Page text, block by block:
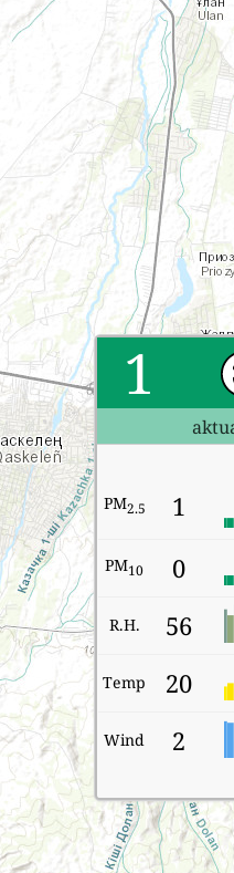
1
PM2.5 1
PM10 0
R.H. 56
Temp 20
Wind 2